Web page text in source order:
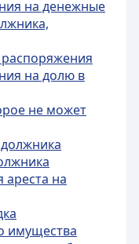
на денежные
распоряжения
на долю в
не может
ареста на
имущества